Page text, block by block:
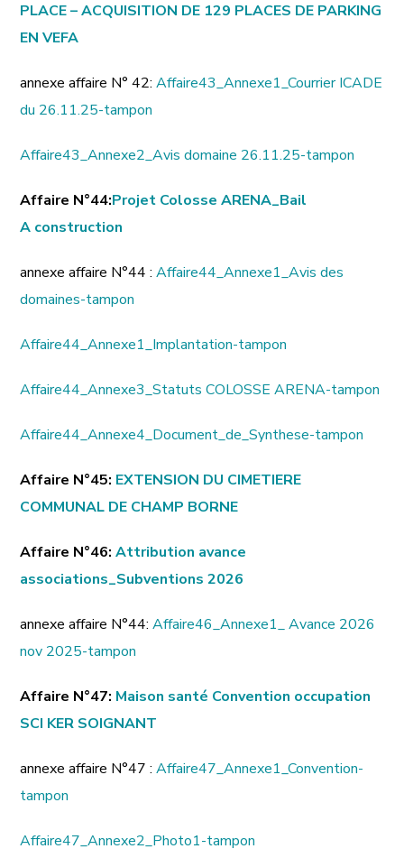
PLACE – ACQUISITION DE 129 PLACES DE PARKING
EN VEFA
annexe affaire N° 42:Affaire43_Annexe1_Courrier ICADE
du 26.11.25-tampon
Affaire43_Annexe2_Avis domaine 26.11.25-tampon
Affaire N°44:Projet Colosse ARENA_Bail
A construction
annexe affaire N°44 :Affaire44_Annexe1_Avis des
domaines-tampon
Affaire44_Annexe1_Implantation-tampon
Affaire44_Annexe3_Statuts COLOSSE ARENA-tampon
Affaire44_Annexe4_Document_de_Synthese-tampon
Affaire N°45: EXTENSION DU CIMETIERE
COMMUNAL DE CHAMP BORNE
Affaire N°46:Attribution avance
associations_Subventions 2026
annexe affaire N°44:Affaire46_Annexe1_ Avance 2026
nov 2025-tampon
Affaire N°47: Maison santé Convention occupation
SCI KER SOIGNANT
annexe affaire N°47 :Affaire47_Annexe1_Convention-
tampon
Affaire47_Annexe2_Photo1-tampon